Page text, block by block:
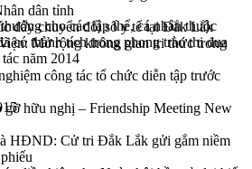
dân tỉnh
đẩy chuyển đổi số y tế tại Đắk Lắk
Mở rộng không gian tri thức trong
công tác tổ chức diễn tập trước
gỡ hữu nghị – Friendship Meeting New
HĐND: Cử tri Đắk Lắk gửi gắm niềm
cho các tập thể, cá nhân thuộc
có thành tích trong phong trào thi đua
năm 2014